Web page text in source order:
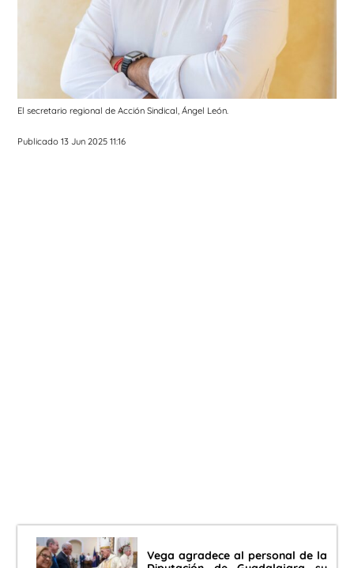
El secretario regional de Acción Sindical, Ángel León.
Publicado 13 Jun 2025 11:16
Vega agradece al personal de la